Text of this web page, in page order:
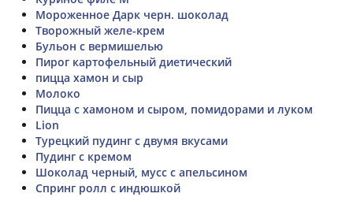
Мороженное Дарк черн. шоколад
Творожный желе-крем
Бульон с вермишелью
Пирог картофельный диетический
пицца хамон и сыр
Молоко
Пицца с хамоном и сыром, помидорами и луком
Lion
Турецкий пудинг с двумя вкусами
Пудинг с кремом
Шоколад черный, мусс с апельсином
Спринг ролл с индюшкой